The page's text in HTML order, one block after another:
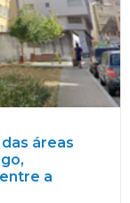
áreas
a